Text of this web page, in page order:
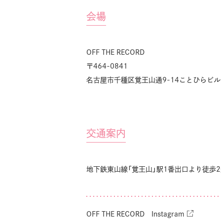
会場
OFF THE RECORD
〒464-0841
名古屋市千種区覚王山通9-14ことひらビ
交通案内
地下鉄東山線「覚王山」駅1番出口より徒歩
OFF THE RECORD Instagram